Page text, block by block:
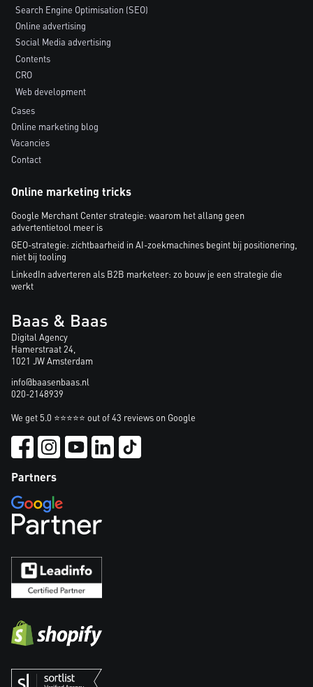
Search Engine Optimisation (SEO)
Online advertising
Social Media advertising
Contents
CRO
Web development
Cases
Online marketing blog
Vacancies
Contact
Online marketing tricks
Google Merchant Center strategie: waarom het allang geen
advertentietool meer is
GEO-strategie: zichtbaarheid in AI-zoekmachines begint bij positionering,
niet bij tooling
LinkedIn adverteren als B2B marketeer: zo bouw je een strategie die
werkt
Baas & Baas
Digital Agency
Hamerstraat 24,
1021 JW Amsterdam
info@baasenbaas.nl
020-2148939
We get 5.0 ⭐⭐⭐⭐⭐ out of 43 reviews on Google
Partners